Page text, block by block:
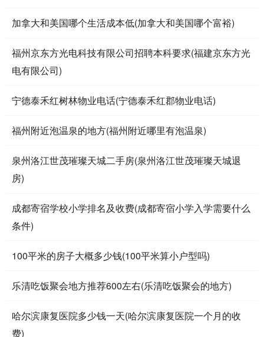
加拿大和美国哪个生活成本低(加拿大和美国哪个富裕)
福州京东方光电科技有限公司招聘本科要求(福建京东方光
电有限公司)
宁德泰禾红树林物业电话(宁德泰禾红郡物业电话)
福州附近泡温泉的地方(福州附近哪里有泡温泉)
泉州洛江世茂璀璨天城二手房(泉州洛江世茂璀璨天城退
房)
成都寄宿学校小学排名及收费(成都寄宿小学入学需要什么
条件)
100平米的房子大概多少钱(100平米算小户型吗)
乐清吃饭聚会地方推荐600左右(乐清吃饭聚会的地方)
哈尔滨康复医院多少钱一天(哈尔滨康复医院一个月的收
费)